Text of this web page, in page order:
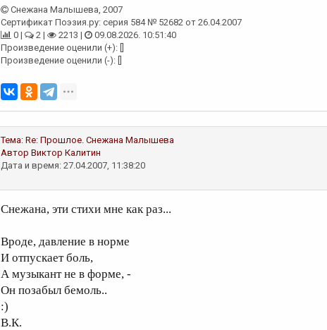
Снежана Малышева, 2007
Сертификат Поэзия.ру: серия 584 № 52682 от 26.04.2007
0 |
2 | 2213 |
09.08.2026. 10:51:40
Произведение оценили (+): []
Произведение оценили (-): []
Тема: Re: Прошлое. Снежана Малышева
Автор Виктор Калитин
Дата и время: 27.04.2007, 11:38:20
Снежана, эти стихи мне как раз...
Вроде, давление в норме
И отпускает боль,
А музыкант не в форме, -
Он позабыл бемоль..
:)
В.К.